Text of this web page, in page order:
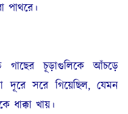
পাথরে।
গাছের চূড়াগুলিকে আঁচড়ে
দূরে সরে গিয়েছিল, যেমন
ধাক্কা খায়।